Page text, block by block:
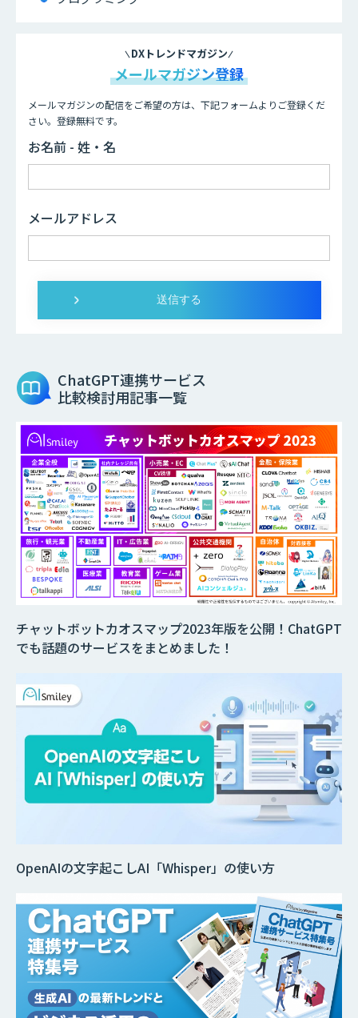
DXトレンドマガジン
メールマガジン登録
メールマガジンの配信をご希望の方は、下記フォームよりご登録くだ
さい。登録無料です。
お名前 - 姓・名
メールアドレス
ChatGPT連携サービス
比較検討用記事一覧
チャットボットカオスマップ2023年版を公開！ChatGPT
でも話題のサービスをまとめました！
OpenAIの文字起こしAI「Whisper」の使い方